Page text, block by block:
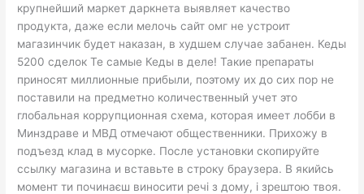
крупнейший маркет даркнета выявляет качество
продукта, даже если мелочь сайт омг не устроит
магазинчик будет наказан, в худшем случае забанен. Кеды
5200 сделок Те самые Кеды в деле! Такие препараты
приносят миллионные прибыли, поэтому их до сих пор не
поставили на предметно количественный учет это
глобальная коррупционная схема, которая имеет лобби в
Минздраве и МВД отмечают общественники. Прихожу в
подъезд клад в мусорке. После установки скопируйте
ссылку магазина и вставьте в строку браузера. В якийсь
момент ти починаєш виносити речі з дому, і зрештою твоя.